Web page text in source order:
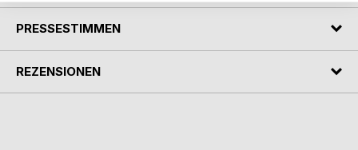
PRESSESTIMMEN
REZENSIONEN